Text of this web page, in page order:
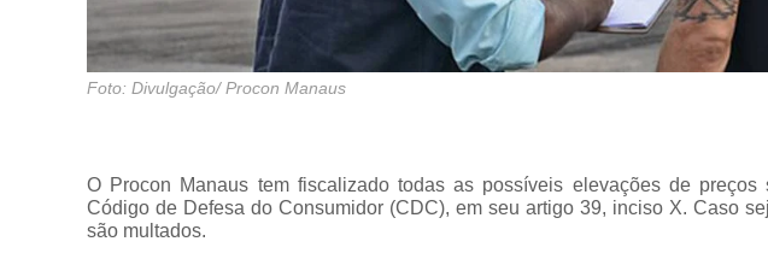
Foto: Divulgação/ Procon Manaus
O Procon Manaus tem fiscalizado todas as possíveis elevações de
Código de Defesa do Consumidor (CDC), em seu artigo 39, inciso X. Caso
são multados.